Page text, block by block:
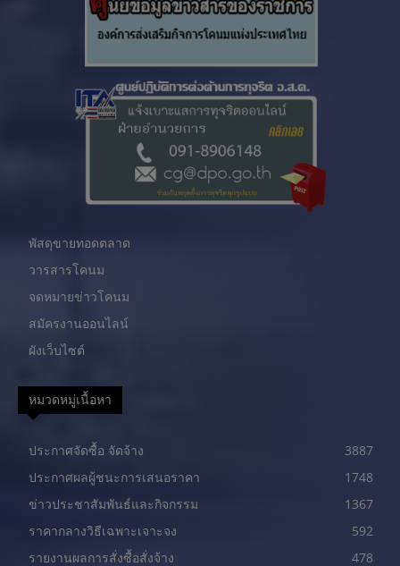
พัสดุขายทอดตลาด
วารสารโคนม
จดหมายข่าวโคนม
สมัครงานออนไลน์
ผังเว็บไซต์
หมวดหมู่เนื้อหา
ประกาศจัดซื้อ จัดจ้าง
3887
ประกาศผลผู้ชนะการเสนอราคา
1748
ข่าวประชาสัมพันธ์และกิจกรรม
1367
ราคากลางวิธีเฉพาะเจาะจง
592
รายงานผลการสั่งซื้อสั่งจ้าง
478